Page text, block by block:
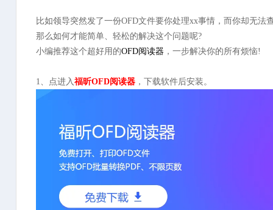
比如领导突然发了一份OFD文件要你处理xx事情，而你却无法
那么如何才能简单、轻松的解决这个问题呢?
小编推荐这个超好用的OFD阅读器 ，一步解决你的所有烦恼!
1、点进入福昕OFD阅读器 ，下载软件后安装。